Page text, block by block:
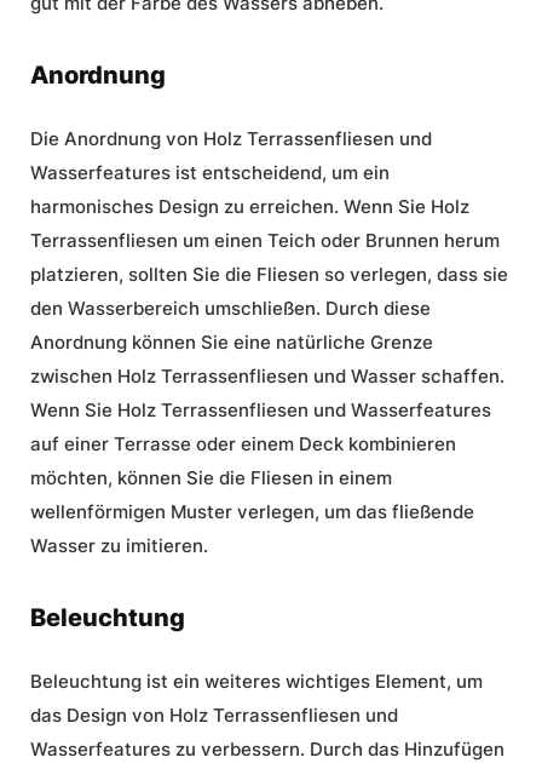
Anordnung
Die Anordnung von Holz Terrassenfliesen und
Wasserfeatures ist entscheidend, um ein
harmonisches Design zu erreichen. Wenn Sie Holz
Terrassenfliesen um einen Teich oder Brunnen herum
platzieren, sollten Sie die Fliesen so verlegen, dass sie
den Wasserbereich umschließen. Durch diese
Anordnung können Sie eine natürliche Grenze
zwischen Holz Terrassenfliesen und Wasser schaffen.
Wenn Sie Holz Terrassenfliesen und Wasserfeatures
auf einer Terrasse oder einem Deck kombinieren
möchten, können Sie die Fliesen in einem
wellenförmigen Muster verlegen, um das fließende
Wasser zu imitieren.
Beleuchtung
Beleuchtung ist ein weiteres wichtiges Element, um
das Design von Holz Terrassenfliesen und
Wasserfeatures zu verbessern. Durch das Hinzufügen